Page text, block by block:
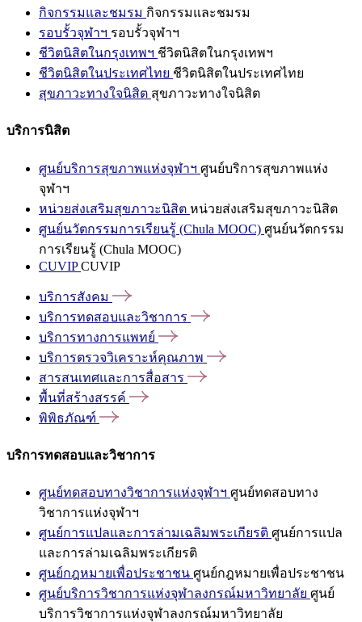
กิจกรรมและชมรม กิจกรรมและชมรม
รอบรั้วจุฬาฯ รอบรั้วจุฬาฯ
ชีวิตนิสิตในกรุงเทพฯ ชีวิตนิสิตในกรุงเทพฯ
ชีวิตนิสิตในประเทศไทย ชีวิตนิสิตในประเทศไทย
สุขภาวะทางใจนิสิต สุขภาวะทางใจนิสิต
บริการนิสิต
ศูนย์บริการสุขภาพแห่งจุฬาฯ ศูนย์บริการสุขภาพแห่ง
จุฬาฯ
หน่วยส่งเสริมสุขภาวะนิสิต หน่วยส่งเสริมสุขภาวะนิสิต
ศูนย์นวัตกรรมการเรียนรู้ (Chula MOOC) ศูนย์นวัตกรรม
การเรียนรู้ (Chula MOOC)
CUVIPCUVIP
บริการสังคม
บริการทดสอบและวิชาการ
บริการทางการแพทย์
บริการตรวจวิเคราะห์คุณภาพ
สารสนเทศและการสื่อสาร
พื้นที่สร้างสรรค์
พิพิธภัณฑ์
บริการทดสอบและวิชาการ
ศูนย์ทดสอบทางวิชาการแห่งจุฬาฯ ศูนย์ทดสอบทาง
วิชาการแห่งจุฬาฯ
ศูนย์การแปลและการล่ามเฉลิมพระเกียรติ ศูนย์การแปล
และการล่ามเฉลิมพระเกียรติ
ศูนย์กฎหมายเพื่อประชาชน ศูนย์กฎหมายเพื่อประชาชน
ศูนย์บริการวิชาการแห่งจุฬาลงกรณ์มหาวิทยาลัย ศูนย์
บริการวิชาการแห่งจุฬาลงกรณ์มหาวิทยาลัย